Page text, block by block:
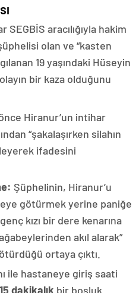
aracılığıyla hakim
şüphelisi olan ve “kasten
19 yaşındaki Hüseyin
bir kaza olduğunu
Hiranur’un intihar
“şakalaşırken silahın
ifadesini
Şüphelinin, Hiranur’u
götürmek yerine paniğe
kızı bir dere kenarına
akıl alarak”
ortaya çıktı.
ile hastaneye giriş saati
dakikalık bir boşluk